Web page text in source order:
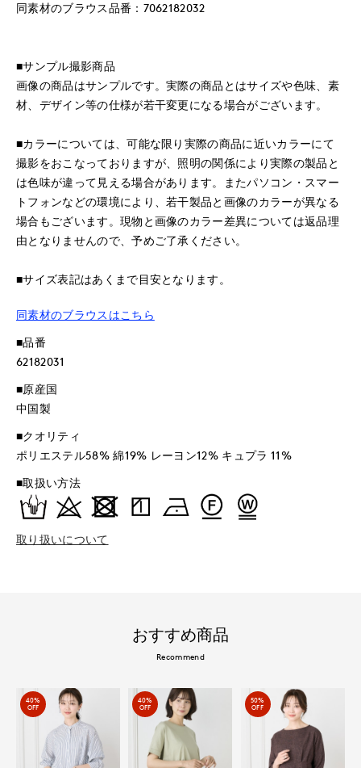
同素材のブラウス品番：7062182032
■サンプル撮影商品
画像の商品はサンプルです。実際の商品とはサイズや色味、素
材、デザイン等の仕様が若干変更になる場合がございます。
■カラーについては、可能な限り実際の商品に近いカラーにて
撮影をおこなっておりますが、照明の関係により実際の製品と
は色味が違って見える場合があります。またパソコン・スマー
トフォンなどの環境により、若干製品と画像のカラーが異なる
場合もございます。現物と画像のカラー差異については返品理
由となりませんので、予めご了承ください。
■サイズ表記はあくまで目安となります。
同素材のブラウスはこちら
■品番
62182031
■原産国
中国製
■クオリティ
ポリエステル58% 綿19% レーヨン12% キュプラ 11%
■取扱い方法
取り扱いについて
おすすめ商品
Recommend
40%
OFF
40%
OFF
50%
OFF